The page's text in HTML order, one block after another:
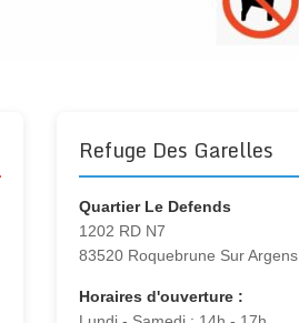
Refuge Des Garelles
Quartier Le Defends
1202 RD N7
83520 Roquebrune Sur Argens
Horaires d'ouverture :